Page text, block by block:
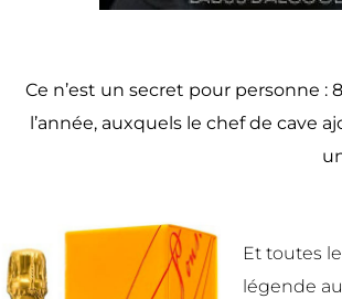
Ce n’est un secret pour personne :
l’année, auxquels le chef de cave
Et toutes
légende